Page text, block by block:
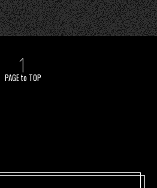
PAGE to TOP